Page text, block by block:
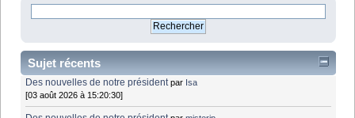
Sujet récents
Des nouvelles de notre président par Isa
[03 août 2026 à 15:20:30]